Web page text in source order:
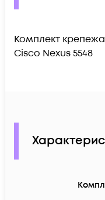
Комплект
Cisco Nexus 5548